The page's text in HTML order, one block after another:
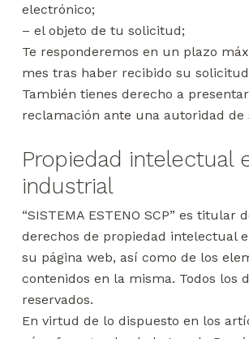
electrónico;
– el objeto de tu solicitud;
Te responderemos en un plazo
mes tras haber recibido su
También tienes derecho a
reclamación ante una autoridad de
Propiedad intelectual
industrial
“SISTEMA ESTENO SCP” es titular
derechos de propiedad intelectual
su página web, así como de los
contenidos en la misma. Todos los
reservados.
En virtud de lo dispuesto en los